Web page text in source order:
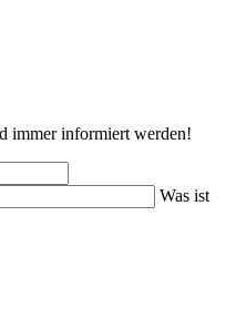
immer informiert werden!
Was ist